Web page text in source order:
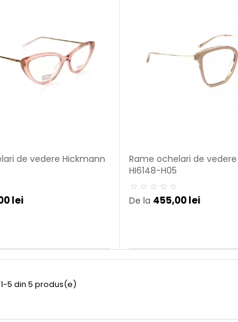
de vedere Hickmann
lei
Rame ochelari de
HI6148-H05
De la 455,00 lei
5 din 5 produs(e)